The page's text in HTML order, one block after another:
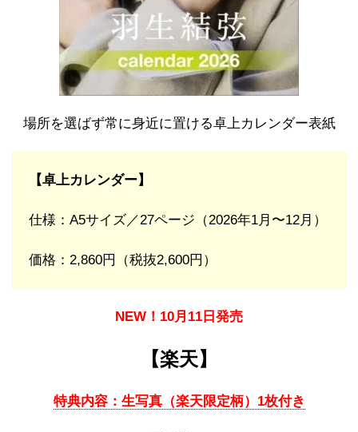
場所を選ばず常に身近に置ける卓上カレンダー表紙
【卓上カレンダー】
仕様：A5サイズ／27ページ（2026年1月〜12月）
価格：2,860円（税抜2,600円）
NEW！10月11日発売
【楽天】
特典内容：生写真（楽天限定柄）1枚付き